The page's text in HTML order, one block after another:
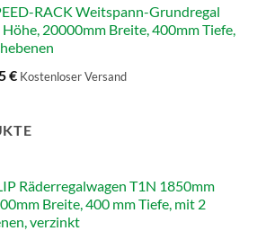
RACK Weitspann-Grundregal
20000mm Breite, 400mm Tiefe,
€ Kostenloser Versand
Räderregalwagen T1N 1850mm
Breite, 400 mm Tiefe, mit 2
verzinkt